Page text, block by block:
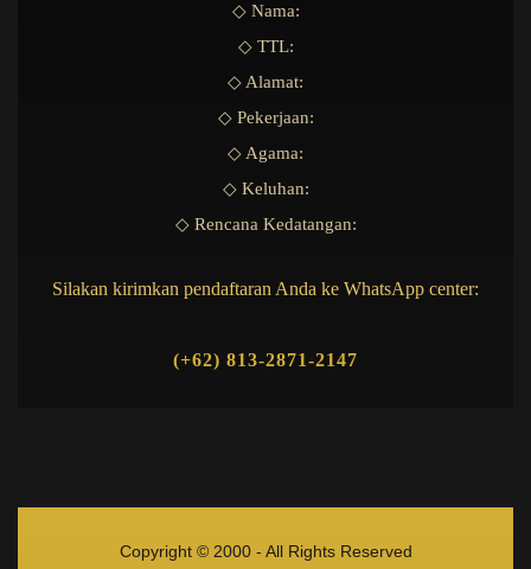
◇ Nama:
◇ TTL:
◇ Alamat:
◇ Pekerjaan:
◇ Agama:
◇ Keluhan:
◇ Rencana Kedatangan:
Silakan kirimkan pendaftaran Anda ke WhatsApp center:
(+62) 813-2871-2147
Copyright © 2000 - All Rights Reserved